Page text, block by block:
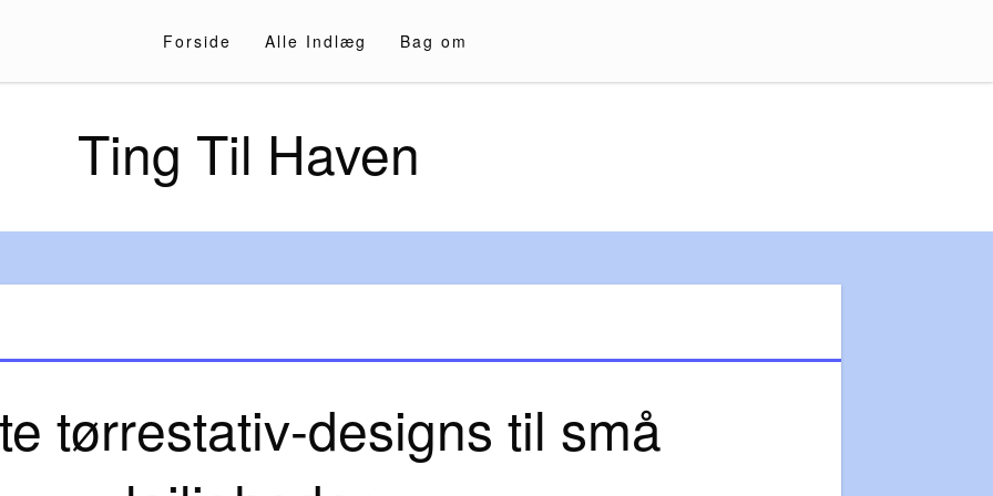
Forside Alle Indlæg Bag om
Ting Til Haven
tørrestativ-designs til små